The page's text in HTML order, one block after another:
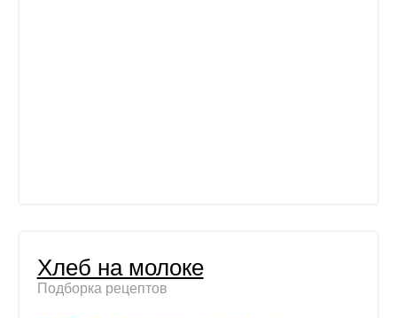
Хлеб на молоке
Подборка рецептов